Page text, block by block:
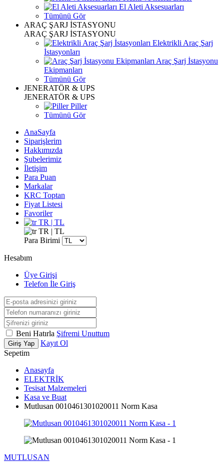
El Aleti Aksesuarları
Tümünü Gör
ARAÇ ŞARJ İSTASYONU
ARAÇ ŞARJ İSTASYONU
Elektrikli Araç Şarj
İstasyonları
Araç Şarj İstasyonu
Ekipmanları
Tümünü Gör
JENERATÖR & UPS
JENERATÖR & UPS
Piller
Tümünü Gör
AnaSayfa
Siparişlerim
Hakkımızda
Şubelerimiz
İletişim
Para Puan
Markalar
KRC Toptan
Fiyat Listesi
Favoriler
TR | TL
TR | TL
Para Birimi
Hesabım
Üye Girişi
Telefon İle Giriş
Beni Hatırla Şifremi Unuttum
Giriş Yap
Kayıt Ol
Sepetim
Anasayfa
ELEKTRİK
Tesisat Malzemeleri
Kasa ve Buat
Mutlusan 0010461301020011 Norm Kasa
MUTLUSAN